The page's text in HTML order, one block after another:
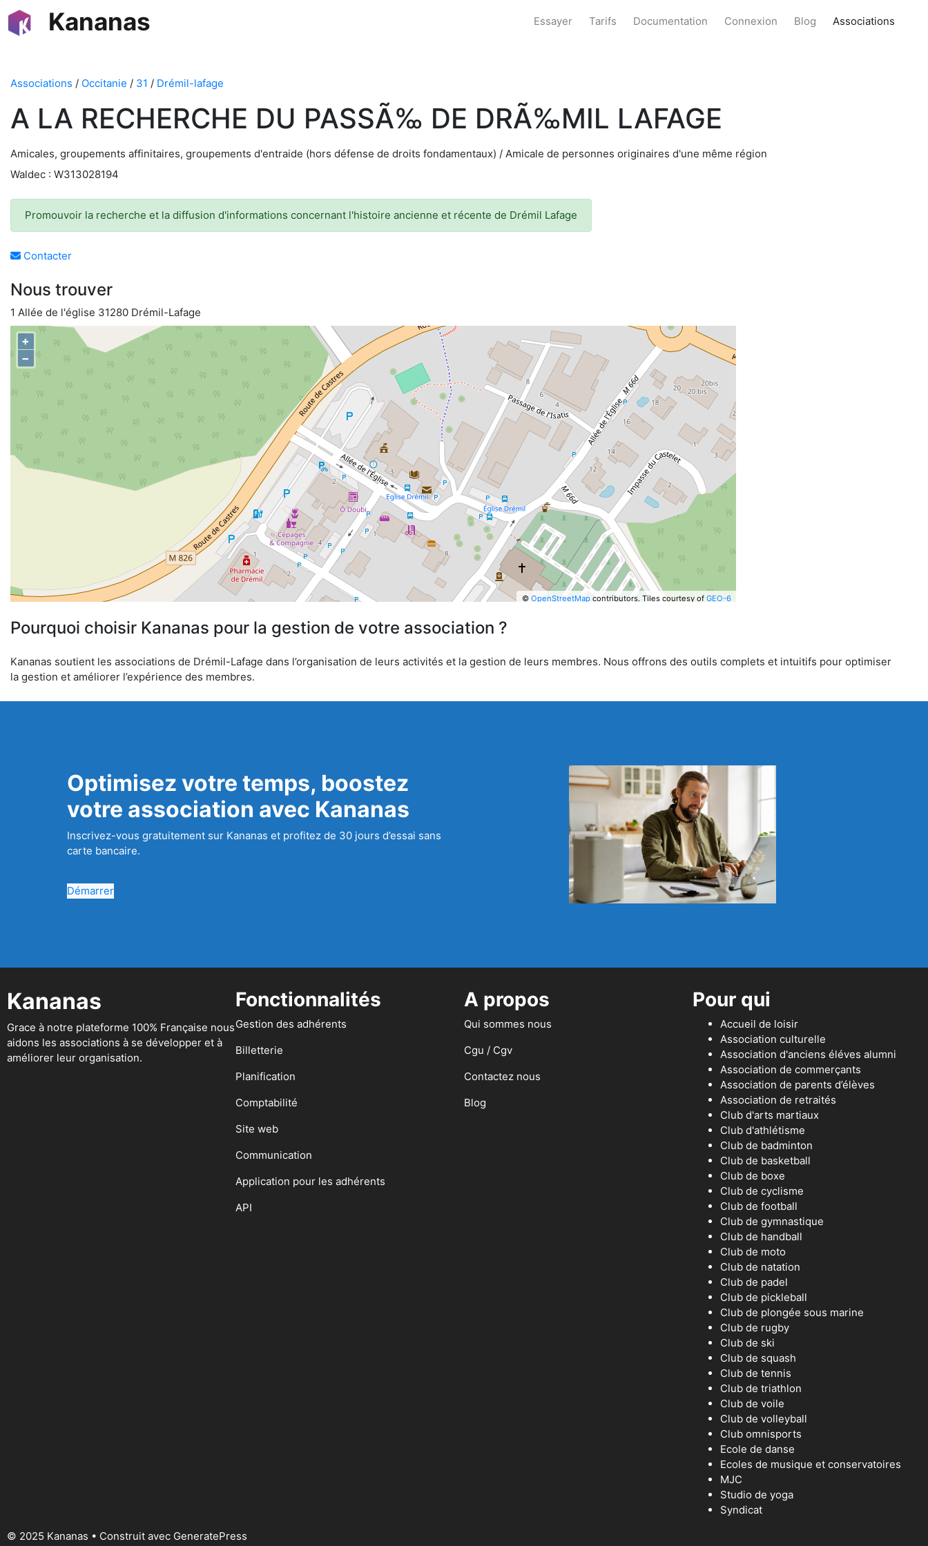
Kananas Essayer Tarifs Documentation Connexion Blog Associations
Associations / Occitanie / 31 / Drémil-lafage
A LA RECHERCHE DU PASSÃ‰ DE DRÃ‰MIL LAFAGE
Amicales, groupements affinitaires, groupements d'entraide (hors défense de droits fondamentaux) / Amicale de personnes originaires d'une même région
Waldec : W313028194
Promouvoir la recherche et la diffusion d'informations concernant l'histoire ancienne et récente de Drémil Lafage
Contacter
Nous trouver
1 Allée de l'église 31280 Drémil-Lafage
+
−
© OpenStreetMapcontributors. Tiles courtesy of GEO-6
Pourquoi choisir Kananas pour la gestion de votre association ?
Kananas soutient les associations de Drémil-Lafage dans l’organisation de leurs activités et la gestion de leurs membres. Nous offrons des outils complets et intuitifs pour optimiser
la gestion et améliorer l’expérience des membres.
Optimisez votre temps, boostez
votre association avec Kananas
Inscrivez-vous gratuitement sur Kananas et profitez de 30 jours d’essai sans
carte bancaire.
Démarrer
Kananas
Grace à notre plateforme 100% Française nous
aidons les associations à se développer et à
améliorer leur organisation.
Fonctionnalités
Gestion des adhérents
Billetterie
Planification
Comptabilité
Site web
Communication
Application pour les adhérents
API
A propos
Qui sommes nous
Cgu / Cgv
Contactez nous
Blog
Pour qui
Accueil de loisir
Association culturelle
Association d'anciens éléves alumni
Association de commerçants
Association de parents d’élèves
Association de retraités
Club d'arts martiaux
Club d'athlétisme
Club de badminton
Club de basketball
Club de boxe
Club de cyclisme
Club de football
Club de gymnastique
Club de handball
Club de moto
Club de natation
Club de padel
Club de pickleball
Club de plongée sous marine
Club de rugby
Club de ski
Club de squash
Club de tennis
Club de triathlon
Club de voile
Club de volleyball
Club omnisports
Ecole de danse
Ecoles de musique et conservatoires
MJC
Studio de yoga
Syndicat
© 2025 Kananas • Construit avec GeneratePress